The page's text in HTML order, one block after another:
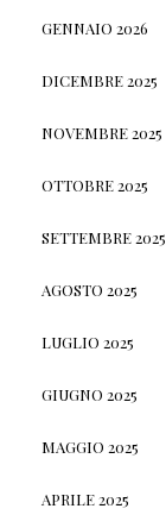
GENNAIO 2026
DICEMBRE 2025
NOVEMBRE 2025
OTTOBRE 2025
SETTEMBRE 2025
AGOSTO 2025
LUGLIO 2025
GIUGNO 2025
MAGGIO 2025
APRILE 2025